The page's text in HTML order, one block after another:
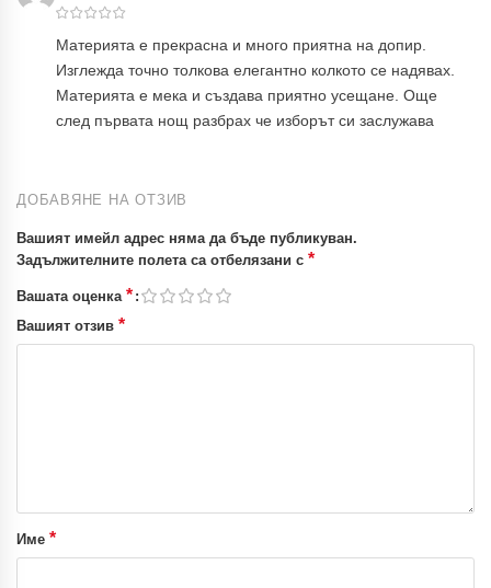
Материята е прекрасна и много приятна на допир.
Изглежда точно толкова елегантно колкото се надявах.
Материята е мека и създава приятно усещане. Още
след първата нощ разбрах че изборът си заслужава
ДОБАВЯНЕ НА ОТЗИВ
Вашият имейл адрес няма да бъде публикуван.
Задължителните полета са отбелязани с *
Вашата оценка *
Вашият отзив *
Име *